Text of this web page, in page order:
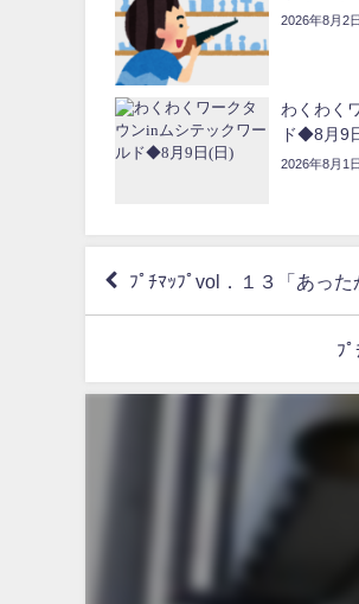
2026年8月2日
わくわく
ド◆8月9
2026年8月1日
ﾌﾟﾁﾏｯﾌﾟvol．１３「あっ
ﾌ